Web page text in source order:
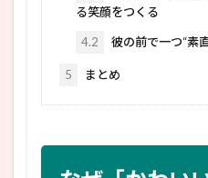
る笑顔をつくる
4.2 彼の前で一つ“素
5 まとめ